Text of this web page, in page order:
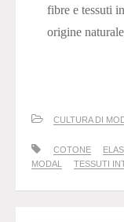
fibre e tessuti
origine
CULTURA DI
COTONE
MODAL
TESSUTI